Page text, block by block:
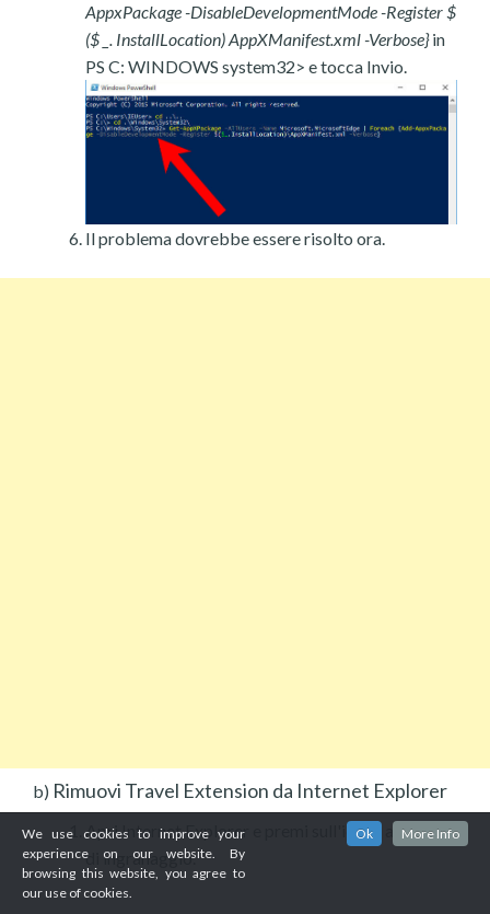
AppxPackage -DisableDevelopmentMode -Register $
($ _. InstallLocation) AppXManifest.xml -Verbose}in
PS C: WINDOWS system32> e tocca Invio.
Il problema dovrebbe essere risolto ora.
b) Rimuovi Travel Extension da Internet Explorer
Apri Internet Explorer e premi sull'icona a forma
di ingranaggio.
We use cookies to improve your
experience on our website. By
browsing this website, you agree to
our use of cookies.
Ok More Info